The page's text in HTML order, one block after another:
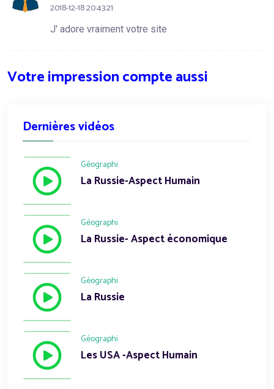
2018-12-18 20:43:21
J' adore vraiment votre site
Votre impression compte aussi
Dernières vidéos
Géographi
La Russie-Aspect Humain
Géographi
La Russie- Aspect économique
Géographi
La Russie
Géographi
Les USA -Aspect Humain